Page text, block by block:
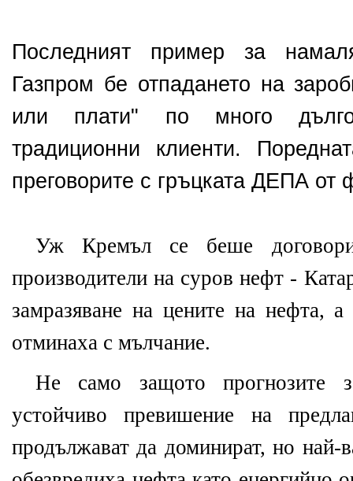
Последният пример за
Газпром бе отпадането на
или плати" по много
традиционни клиенти.
преговорите с гръцката ДЕПА от
Уж Кремъл се беше
производители на суров нефт -
замразяване на цените на нефта,
отминаха с мълчание.
Не само защото прогнозите
устойчиво превишение на
продължават да доминират, но